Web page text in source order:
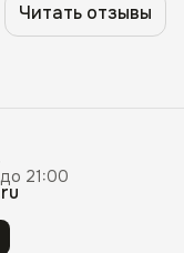
Читать отзывы
21:00